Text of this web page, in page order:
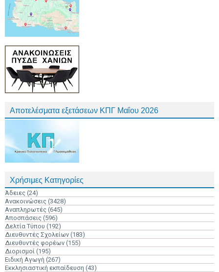
Αποτελέσματα εξετάσεων ΚΠΓ Μαΐου 2026
Χρήσιμες Κατηγορίες
Άδειες (24)
Ανακοινώσεις (3428)
Αναπληρωτές (645)
Αποσπάσεις (596)
Δελτία Τύπου (192)
Διευθυντές Σχολείων (183)
Διευθυντές φορέων (155)
Διορισμοί (195)
Ειδική Αγωγή (267)
Εκκλησιαστική εκπαίδευση (43)